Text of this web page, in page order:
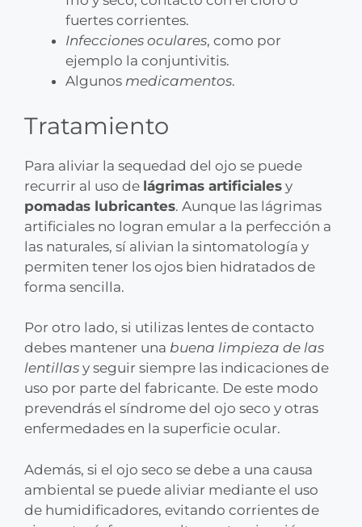
fuertes corrientes.
Infecciones oculares, como por
ejemplo la conjuntivitis.
Algunos medicamentos.
Tratamiento
Para aliviar la sequedad del ojo se puede
recurrir al uso de lágrimas artificiales y
pomadas lubricantes. Aunque las lágrimas
artificiales no logran emular a la perfección a
las naturales, sí alivian la sintomatología y
permiten tener los ojos bien hidratados de
forma sencilla.
Por otro lado, si utilizas lentes de contacto
debes mantener una buena limpieza de las
lentillas y seguir siempre las indicaciones de
uso por parte del fabricante. De este modo
prevendrás el síndrome del ojo seco y otras
enfermedades en la superficie ocular.
Además, si el ojo seco se debe a una causa
ambiental se puede aliviar mediante el uso
de humidificadores, evitando corrientes de